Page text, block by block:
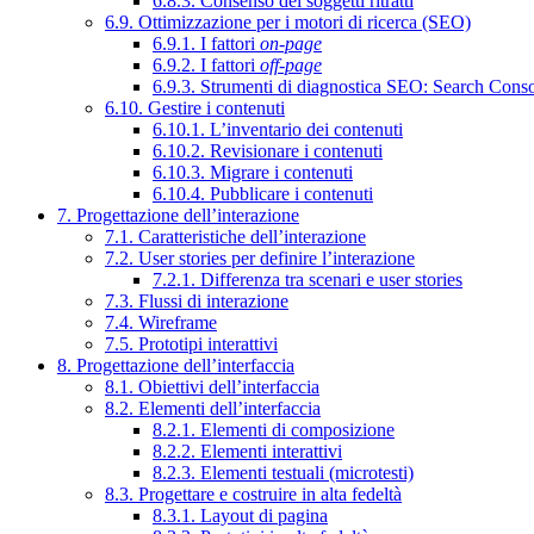
6.9. Ottimizzazione per i motori di ricerca (SEO)
6.9.1. I fattori on-page
6.9.2. I fattori off-page
6.9.3. Strumenti di diagnostica SEO: Search
6.10. Gestire i contenuti
6.10.1. L’inventario dei contenuti
6.10.2. Revisionare i contenuti
6.10.3. Migrare i contenuti
6.10.4. Pubblicare i contenuti
7. Progettazione dell’interazione
7.1. Caratteristiche dell’interazione
7.2. User stories per definire l’interazione
7.2.1. Differenza tra scenari e user stories
7.3. Flussi di interazione
7.4. Wireframe
7.5. Prototipi interattivi
8. Progettazione dell’interfaccia
8.1. Obiettivi dell’interfaccia
8.2. Elementi dell’interfaccia
8.2.1. Elementi di composizione
8.2.2. Elementi interattivi
8.2.3. Elementi testuali (microtesti)
8.3. Progettare e costruire in alta fedeltà
8.3.1. Layout di pagina